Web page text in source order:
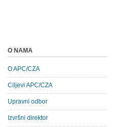
O NAMA
O APC/CZA
Ciljevi APC/CZA
Upravni odbor
Izvršni direktor